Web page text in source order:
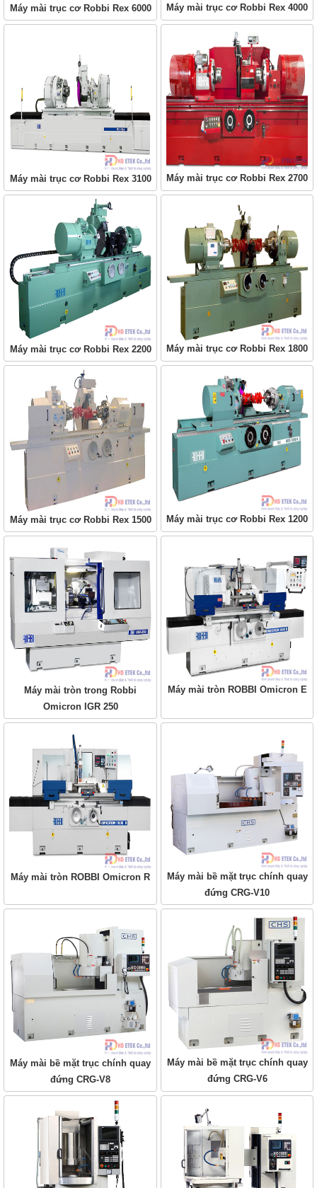
Máy mài trục cơ Robbi Rex 6000 Máy mài trục cơ Robbi Rex 4000
Máy mài trục cơ Robbi Rex 3100 Máy mài trục cơ Robbi Rex 2700
Máy mài trục cơ Robbi Rex 2200 Máy mài trục cơ Robbi Rex 1800
Máy mài trục cơ Robbi Rex 1500 Máy mài trục cơ Robbi Rex 1200
Máy mài tròn trong Robbi
Omicron IGR 250
Máy mài tròn ROBBI Omicron E
Máy mài tròn ROBBI Omicron R
Máy mài bề mặt trục chính quay
đứng CRG-V10
Máy mài bề mặt trục chính quay
đứng CRG-V8
Máy mài bề mặt trục chính quay
đứng CRG-V6